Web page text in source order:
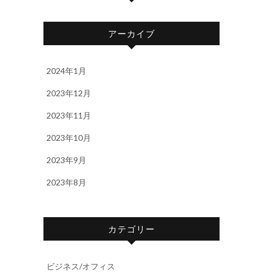
アーカイブ
2024年1月
2023年12月
2023年11月
2023年10月
2023年9月
2023年8月
カテゴリー
ビジネス/オフィス